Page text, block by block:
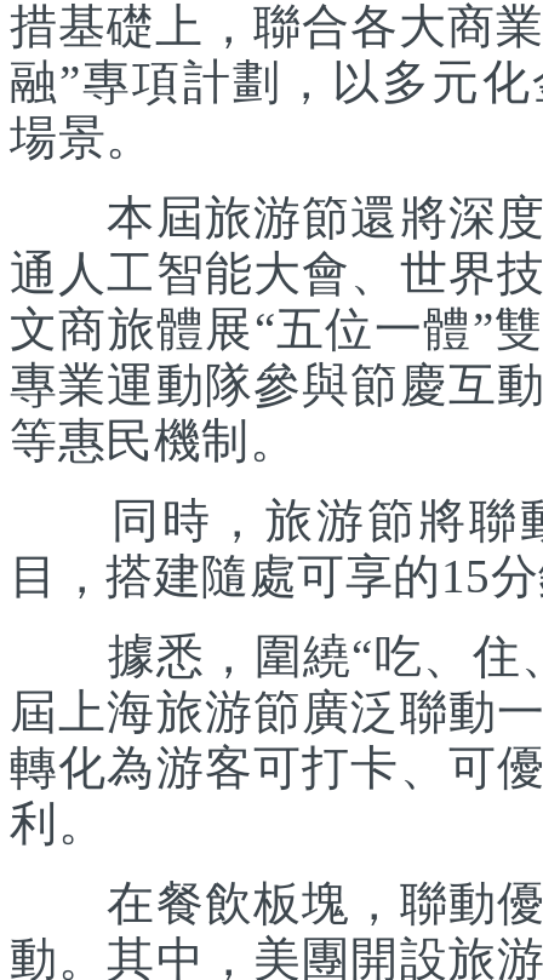
措基礎上，聯合各大商
融”專項計劃，以多元
場景。
本屆旅游節還將深度
通人工智能大會、世界
文商旅體展“五位一體”
專業運動隊參與節慶互
等惠民機制。
同時，旅游節將聯
目，搭建隨處可享的15
據悉，圍繞“吃、住
屆上海旅游節廣泛聯動
轉化為游客可打卡、可
利。
在餐飲板塊，聯動優
動。其中，美團開設旅